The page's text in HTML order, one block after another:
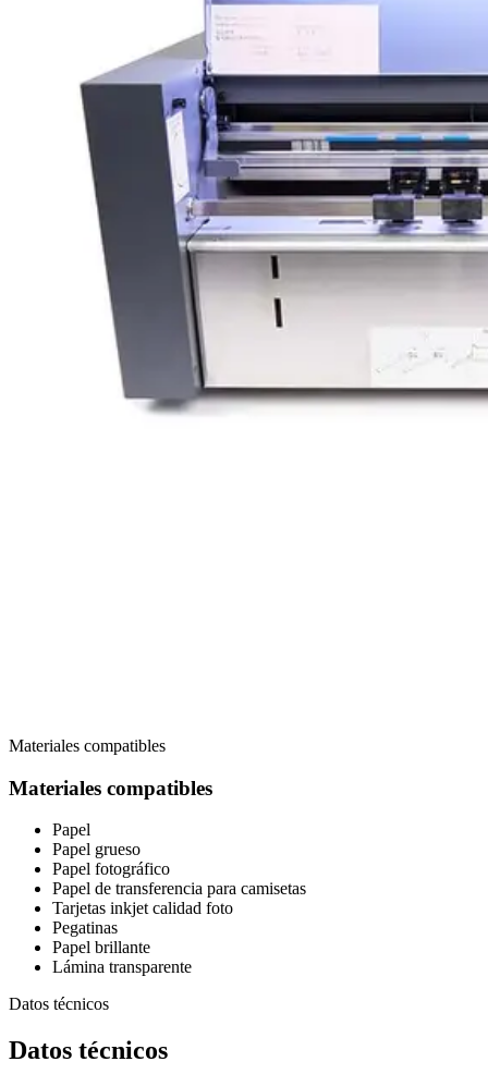
Materiales compatibles
Materiales compatibles
Papel
Papel grueso
Papel fotográfico
Papel de transferencia para camisetas
Tarjetas inkjet calidad foto
Pegatinas
Papel brillante
Lámina transparente
Datos técnicos
Datos técnicos